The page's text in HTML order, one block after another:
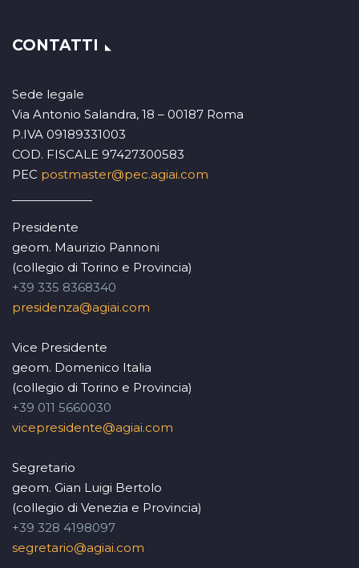
CONTATTI
Sede legale
Via Antonio Salandra, 18 – 00187 Roma
P.IVA 09189331003
COD. FISCALE 97427300583
PEC postmaster@pec.agiai.com
Presidente
geom. Maurizio Pannoni
(collegio di Torino e Provincia)
+39 335 8368340
presidenza@agiai.com
Vice Presidente
geom. Domenico Italia
(collegio di Torino e Provincia)
+39 011 5660030
vicepresidente@agiai.com
Segretario
geom. Gian Luigi Bertolo
(collegio di Venezia e Provincia)
+39 328 4198097
segretario@agiai.com